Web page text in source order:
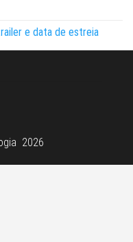
e data de estreia
2026